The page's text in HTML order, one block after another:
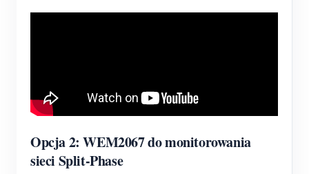
Opcja 2: WEM2067 do monitorowania
sieci Split-Phase